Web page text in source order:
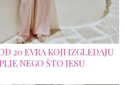
20 EVRA KOJI IZGLEDAJU
NEGO ŠTO JESU